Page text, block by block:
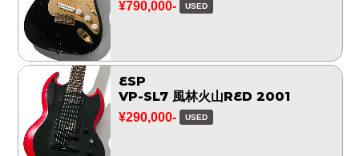
¥790,000- USED
ESP
VP-SL7 風林火山RED 2001
¥290,000- USED